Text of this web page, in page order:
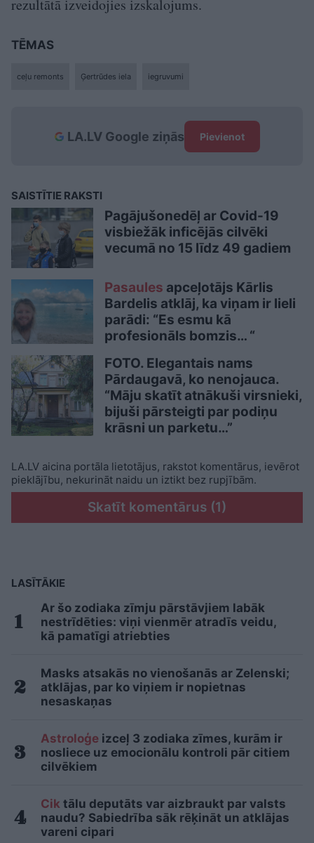
rezultātā izveidojies izskalojums.
TĒMAS
ceļu remonts Ģertrūdes iela iegruvumi
LA.LV Google ziņās Pievienot
SAISTĪTIE RAKSTI
Pagājušonedēļ ar Covid-19
visbiežāk inficējās cilvēki
vecumā no 15 līdz 49 gadiem
Pasaules apceļotājs Kārlis
Bardelis atklāj, ka viņam ir lieli
parādi: “Es esmu kā
profesionāls bomzis… “
FOTO. Elegantais nams
Pārdaugavā, ko nenojauca.
“Māju skatīt atnākuši virsnieki,
bijuši pārsteigti par podiņu
krāsni un parketu…”
LA.LV aicina portāla lietotājus, rakstot komentārus, ievērot
pieklājību, nekurināt naidu un iztikt bez rupjībām.
Skatīt komentārus (1)
LASĪTĀKIE
Ar šo zodiaka zīmju pārstāvjiem labāk
nestrīdēties: viņi vienmēr atradīs veidu,
kā pamatīgi atriebties
Masks atsakās no vienošanās ar Zelenski;
atklājas, par ko viņiem ir nopietnas
nesaskaņas
Astroloģe izceļ 3 zodiaka zīmes, kurām ir
nosliece uz emocionālu kontroli pār citiem
cilvēkiem
Cik tālu deputāts var aizbraukt par valsts
naudu? Sabiedrība sāk rēķināt un atklājas
vareni cipari